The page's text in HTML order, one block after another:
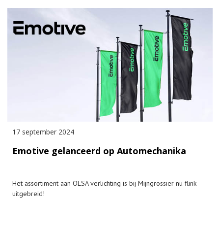
17 september 2024
Emotive gelanceerd op Automechanika
Het assortiment aan OLSA verlichting is bij Mijngrossier nu flink
uitgebreid!